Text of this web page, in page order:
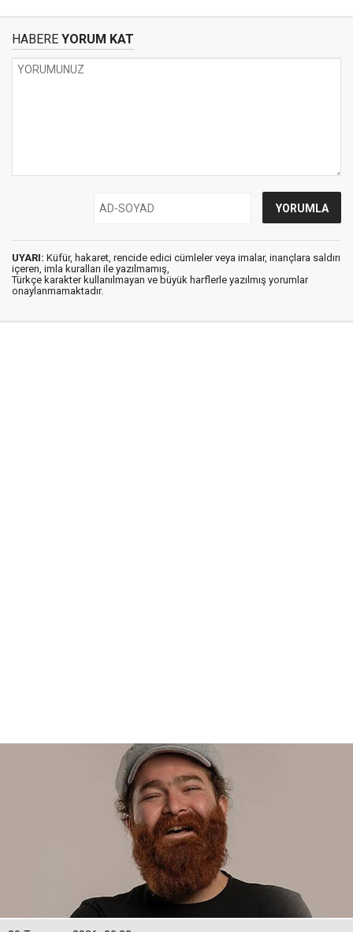
HABERE YORUM KAT
UYARI: Küfür, hakaret, rencide edici cümleler veya imalar, inançlara saldırı
içeren, imla kuralları ile yazılmamış,
Türkçe karakter kullanılmayan ve büyük harflerle yazılmış yorumlar
onaylanmamaktadır.